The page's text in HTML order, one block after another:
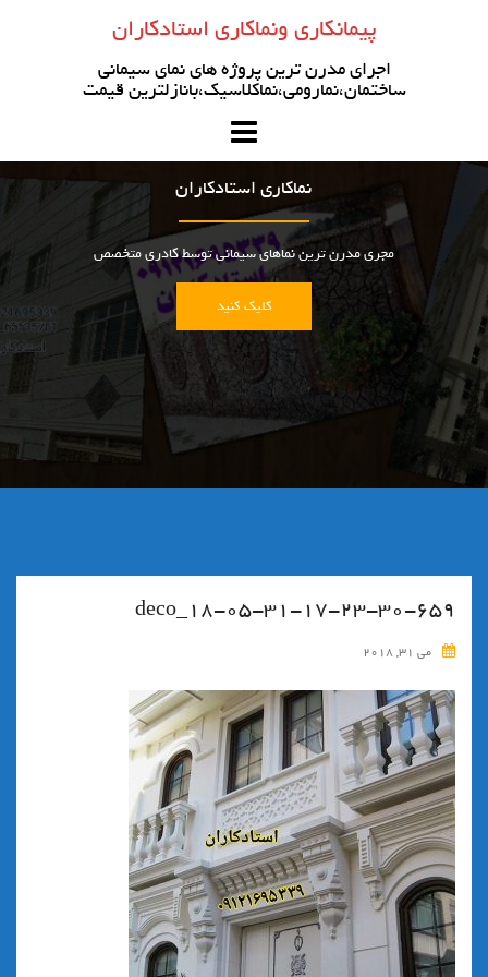
پیمانکاری ونماکاری استادکاران
اجرای مدرن ترین پروژه های نمای سیمانی
ساختمان،نمارومی،نماکلاسیک،بانازلترین قیمت
نماکاری استادکاران
مجری مدرن ترین نماهای سیمانی توسط کادری متخصص
کلیک کنید
۱۸-۰۵-۳۱-۱۷-۲۳-۳۰-۶۵۹_deco
می 31, 2018